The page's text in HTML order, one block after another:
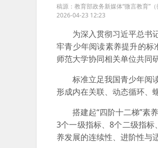
稿源：教育部政务新媒体“微言教育”（
2026-04-23 12:23
为深入贯彻习近平总书
牢青少年阅读素养提升的
师范大学协同相关单位共同
标准立足我国青少年阅
形成内在关联、动态循环、
搭建起“四阶十二梯”素
3个一级指标、8个二级指
养发展的连续性、进阶性与